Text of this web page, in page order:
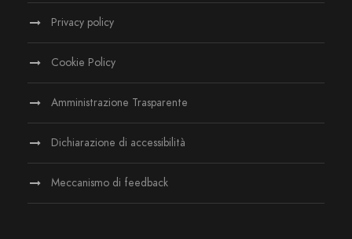
Privacy policy
Cookie Policy
Amministrazione Trasparente
Dichiarazione di accessibilità
Meccanismo di feedback